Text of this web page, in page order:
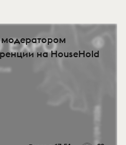
модератором
на HouseHold